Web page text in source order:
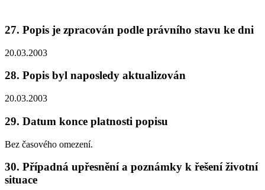
27. Popis je zpracován podle právního stavu ke dni
20.03.2003
28. Popis byl naposledy aktualizován
20.03.2003
29. Datum konce platnosti popisu
Bez časového omezení.
30. Případná upřesnění a poznámky k řešení životní
situace